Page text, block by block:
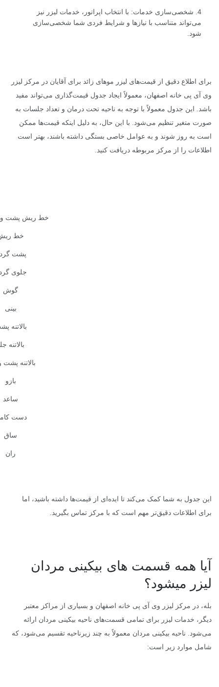
4. شخصی‌سازی خدمات: با انتخاب اپراتور، خدمات لیزر نیز
می‌تواند متناسب با نیازها و شرایط فردی شما شخصی‌سازی
شود.
برای اطلاع دقیق از قیمت‌های لیزر موهای زائد برای آقایان در مرکز لیزر
وی آی پی خانه اصفهان، معمولاً ایجاد جدول قیمت‌گذاری می‌تواند مفید
باشد. این جدول معمولاً با توجه به ناحیه تحت درمان و تعداد جلسات به
صورت متغیر تنظیم می‌شود. با این حال، به دلیل اینکه قیمت‌ها ممکن
است به روز شوند و به عوامل خاصی بستگی داشته باشند، بهتر است
اطلاعات را از مرکز مربوطه دریافت کنید.
خط ریش پشت و
خط
پشت
جلوی
گوش
بینی
بالاتنه
بالاتنه
بالاتنه پشت
بازو
ساعد
دست
ساق
ران
این جدول به شما کمک می‌کند تا ایده‌ای از قیمت‌ها داشته باشید، اما
برای اطلاعات دقیق‌تر مهم است که با مرکز تماس بگیرید.
آیا همه قسمت های بیکینی مردان
لیزر میشود؟
بله، در مرکز لیزر وی آی پی خانه اصفهان و بسیاری از مراکز معتبر
دیگر، خدمات لیزر برای تمامی قسمت‌های ناحیه بیکینی مردان ارائه
می‌شود. ناحیه بیکینی مردان معمولاً به چند زیرناحیه تقسیم می‌شود، که
شامل موارد زیر است: